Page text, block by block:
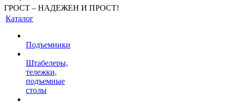
ГРОСТ – НАДЕЖЕН И ПРОСТ!
Каталог
Подъемники
Штабелеры,
тележки,
подъемные
столы